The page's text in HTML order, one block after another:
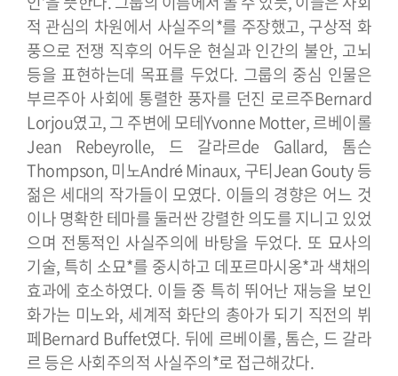
적 관심의 차원에서 사실주의*를 주장했고, 구상적 화
풍으로 전쟁 직후의 어두운 현실과 인간의 불안, 고뇌
등을 표현하는데 목표를 두었다. 그룹의 중심 인물은
부르주아 사회에 통렬한 풍자를 던진 로르주Bernard
Lorjou였고, 그 주변에 모테Yvonne Motter, 르베이롤
Jean Rebeyrolle, 드 갈라르de Gallard, 톰슨
Thompson, 미노André Minaux, 구티Jean Gouty 등
젊은 세대의 작가들이 모였다. 이들의 경향은 어느 것
이나 명확한 테마를 둘러싼 강렬한 의도를 지니고 있었
으며 전통적인 사실주의에 바탕을 두었다. 또 묘사의
기술, 특히 소묘*를 중시하고 데포르마시옹*과 색채의
효과에 호소하였다. 이들 중 특히 뛰어난 재능을 보인
화가는 미노와, 세계적 화단의 총아가 되기 직전의 뷔
페Bernard Buffet였다. 뒤에 르베이롤, 톰슨, 드 갈라
르 등은 사회주의적 사실주의*로 접근해갔다.